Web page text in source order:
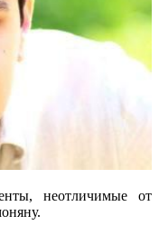
неотличимые от